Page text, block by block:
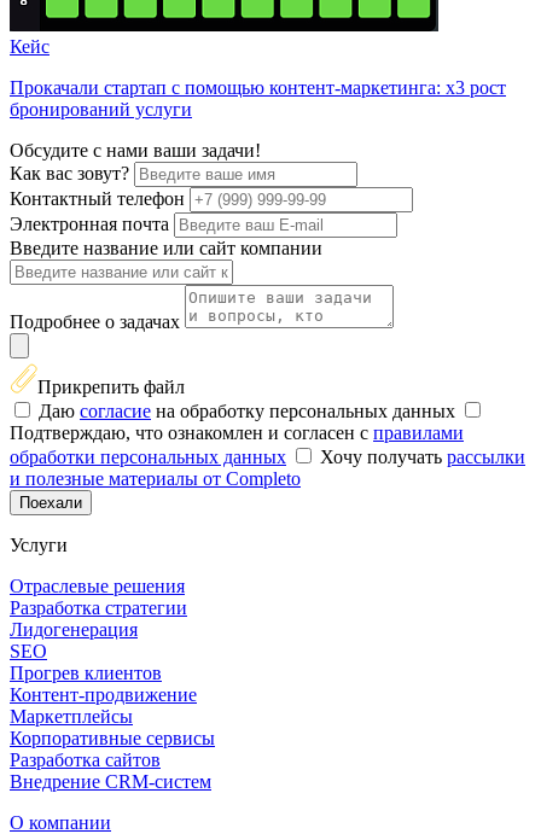
Кейс
Прокачали стартап с помощью контент-маркетинга: х3 рост
бронирований услуги
Обсудите с нами ваши задачи!
Как вас зовут?
Контактный телефон
Электронная почта
Введите название или сайт компании
Подробнее о задачах
Прикрепить файл
Даю согласие на обработку персональных данных
Подтверждаю, что ознакомлен и согласен с правилами
обработки персональных данных
Хочу получать рассылки
и полезные материалы от Completo
Поехали
Услуги
Отраслевые решения
Разработка стратегии
Лидогенерация
SEO
Прогрев клиентов
Контент-продвижение
Маркетплейсы
Корпоративные сервисы
Разработка сайтов
Внедрение CRM-систем
О компании